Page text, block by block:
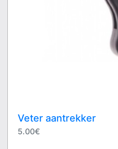
Veter aantrekker
5.00€